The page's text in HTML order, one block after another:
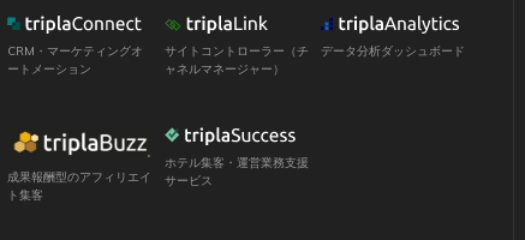
CRM・マーケティングオ
ートメーション
サイトコントローラー（チ
ャネルマネージャー）
データ分析ダッシュボード
成果報酬型のアフィリエイ
ト集客
ホテル集客・運営業務支援
サービス